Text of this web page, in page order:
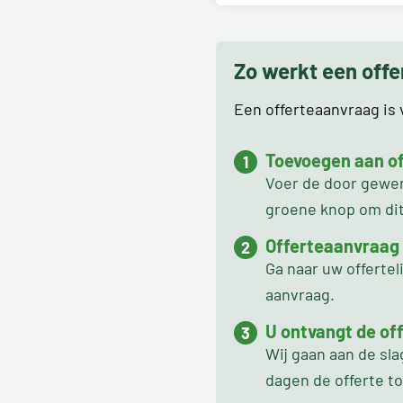
Zo werkt een
Een offerteaanvraag
Toevoegen aan
Voer de door
groene knop om
Ga naar uw
aanvraag.
U ontvangt de
Wij gaan aan de
dagen de offerte